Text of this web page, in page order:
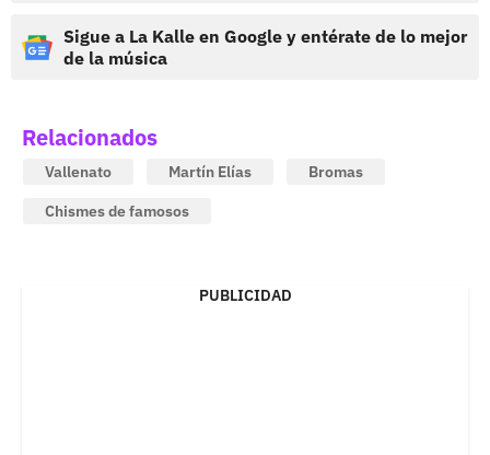
Sigue a La Kalle en Google y entérate de lo mejor
de la música
Relacionados
Vallenato Martín Elías
Bromas
Chismes de famosos
PUBLICIDAD